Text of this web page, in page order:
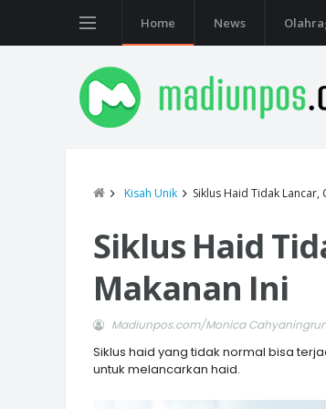
Home News
Kisah Unik Siklus Haid Tidak Lancar,
Siklus Haid
Makanan Ini
Madiunpos.com/Monica
Siklus haid yang tidak normal bisa
untuk melancarkan haid.